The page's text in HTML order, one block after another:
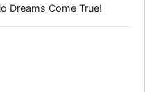
Dreams Come True!